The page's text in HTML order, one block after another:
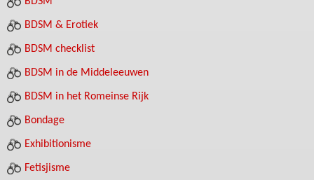
BDSM & Erotiek
BDSM checklist
BDSM in de Middeleeuwen
BDSM in het Romeinse Rijk
Bondage
Exhibitionisme
Fetisjisme